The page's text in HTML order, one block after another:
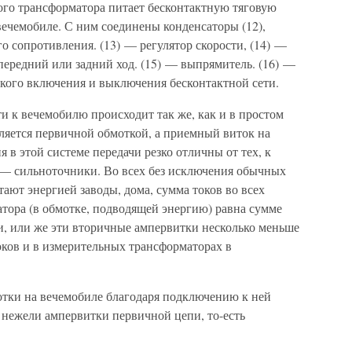
трансформатора питает бесконтактную тяговую
С ним соединены конденсаторы (12),
сопротивления. (13) — регулятор скорости, (14) —
или задний ход. (15) — выпрямитель. (16) —
включения и выключения бесконтактной сети.
к вечемобилю происходит так же, как и в простом
первичной обмоткой, а приемный виток на
этой системе передачи резко отличны от тех, к
сильноточники. Во всех без исключения обычных
энергией заводы, дома, сумма токов во всех
(в обмотке, подводящей энергию) равна сумме
или же эти вторичные ампервитки несколько меньше
и в измерительных трансформаторах в
на вечемобиле благодаря подключению к ней
ампервитки первичной цепи, то-есть